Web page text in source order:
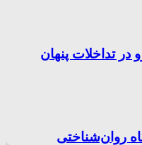
در تداخلات پنهان
روان‌شناختی